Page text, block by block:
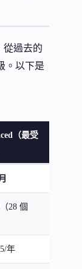
從過去的
。以下是
（最受
28 個
年